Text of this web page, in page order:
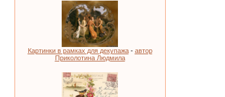
Картинки в рамках для декупажа- автор
Приколотина Людмила